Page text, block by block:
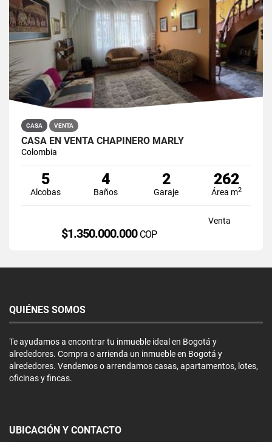
CASA VENTA
CASA EN VENTA CHAPINERO MARLY
Colombia
5
Alcobas
4
Baños
2
Garaje
262
Área m2
Venta
$1.350.000.000 COP
QUIÉNES SOMOS
Te ayudamos a encontrar tu inmueble ideal en Bogotá y
alrededores. Compra o arrienda un inmueble en Bogotá y
alrededores. Vendemos o arrendamos casas, apartamentos, lotes,
oficinas y fincas.
UBICACIÓN Y CONTACTO